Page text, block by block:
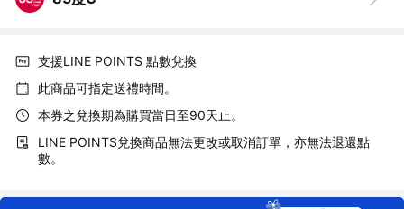
支援LINE POINTS 點數兌換
此商品可指定送禮時間。
本券之兌換期為購買當日至90天止。
LINE POINTS兌換商品無法更改或取消訂單，亦無法退還點
數。